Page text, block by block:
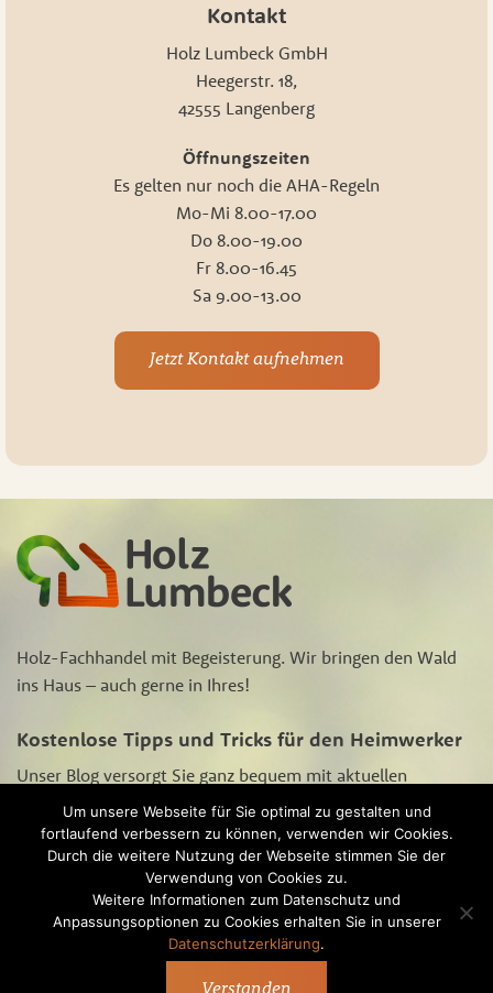
Kontakt
Holz Lumbeck GmbH
Heegerstr. 18,
42555 Langenberg
Öffnungszeiten
Es gelten nur noch die AHA-Regeln
Mo-Mi 8.00-17.00
Do 8.00-19.00
Fr 8.00-16.45
Sa 9.00-13.00
Jetzt Kontakt aufnehmen
Holz-Fachhandel mit Begeisterung. Wir bringen den Wald
ins Haus – auch gerne in Ihres!
Kostenlose Tipps und Tricks für den Heimwerker
Unser Blog versorgt Sie ganz bequem mit aktuellen
Aktions-Angeboten, Neugigkeiten rund um‘s Heimwerken
und Tipps und Tricks zur Holzpflege und -bearbeitung.
Schauen Sie sichhierunseren Blog an.
® Alle Rechte vorbehalten
Service Blog
Um unsere Webseite für Sie optimal zu gestalten und
fortlaufend verbessern zu können, verwenden wir Cookies.
Durch die weitere Nutzung der Webseite stimmen Sie der
Verwendung von Cookies zu.
Weitere Informationen zum Datenschutz und
Anpassungsoptionen zu Cookies erhalten Sie in unserer
Datenschutzerklärung.